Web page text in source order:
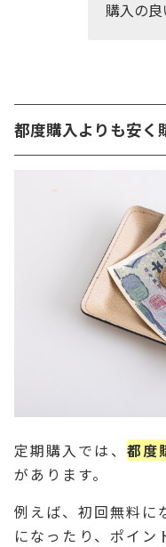
購入の良
都度購入よりも安く
定期購入では、 都度
があります。
例えば、初回無料に
になったり、ポイン